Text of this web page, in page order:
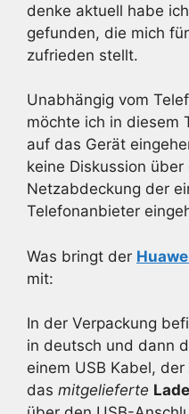
denke aktuell habe
gefunden, die mich
zufrieden stellt.
Unabhängig vom
möchte ich in diesem
auf das Gerät
keine Diskussion über
Netzabdeckung der
Telefonanbieter
Was bringt der
mit:
In der Verpackung
in deutsch und dann
einem USB Kabel, der
das mitgelieferte